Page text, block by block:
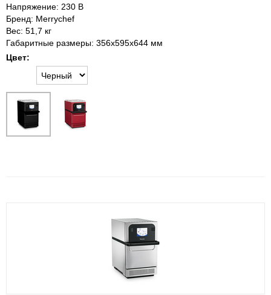
Напряжение: 230 В
Бренд: Merrychef
Вес: 51,7 кг
Габаритные размеры: 356x595x644 мм
Цвет: